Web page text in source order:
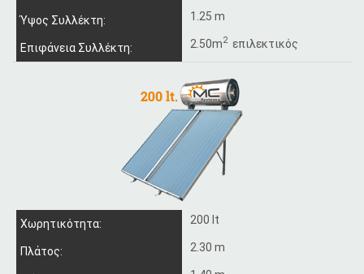
Ύψος Συλλέκτη: 1.25 m
Επιφάνεια Συλλέκτη: 2.50m2επιλεκτικός
Χωρητικότητα: 200 lt
Πλάτος: 2.30 m